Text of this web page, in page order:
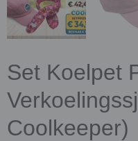
Set Koelpet
Coolkeeper)